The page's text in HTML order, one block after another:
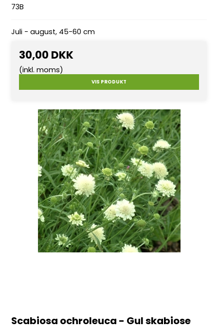
73B
Juli - august, 45-60 cm
30,00 DKK
(inkl. moms)
VIS PRODUKT
Scabiosa ochroleuca - Gul skabiose